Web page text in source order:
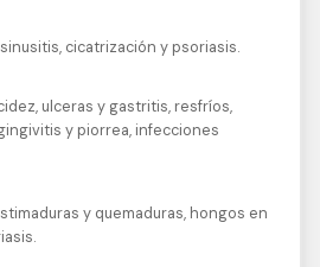
cicatrización y psoriasis.
ulceras y gastritis, resfríos,
y piorrea, infecciones
y quemaduras, hongos en